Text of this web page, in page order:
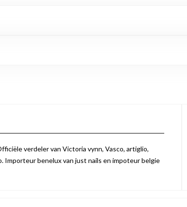
verdeler van Victoria vynn, Vasco, artiglio,
Importeur benelux van just nails en impoteur belgie